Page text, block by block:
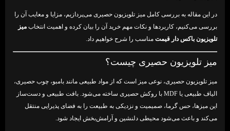
در این مقاله به بررسی کامل میز تلویزیون حصیری می‌پردازیم، مزایا و معایب آن را
بررسی می‌کنیم، کاربردها و نکات مهم خرید آن را بیان کرده و اهمیت انتخاب میز
تلویزیون باکس دار قیمت مناسب را شرح خواهیم داد.
میز تلویزیون حصیری چیست؟
میز تلویزیون حصیری، نوعی میز است که از مواد طبیعی مانند بامبو، چوب حصیری،
الیاف طبیعی یا MDF با روکش حصیری ساخته می‌شود. بافت طبیعی و دست‌ساز
این میزها، حس گرما، صمیمیت و نزدیکی به طبیعت را به فضای پذیرایی منتقل
می‌کند و باعث می‌شود محیطی دلنشین و آرامش‌بخش ایجاد شود.